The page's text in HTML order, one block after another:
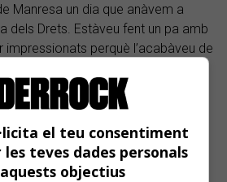
Manresa un dia que anàvem a
dels Drets. Estàveu fent un pa amb
perquè l’acabàveu de
i em vau dir :“Mira quina cançó
va tornar a cantar i, certament, és
el teu consentiment
teves dades personals
objectius